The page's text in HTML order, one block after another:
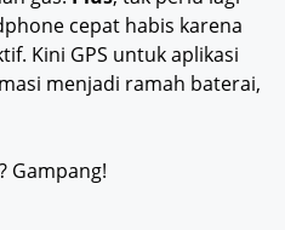
cepat habis karena
Kini GPS untuk aplikasi
menjadi ramah baterai,
Gampang!